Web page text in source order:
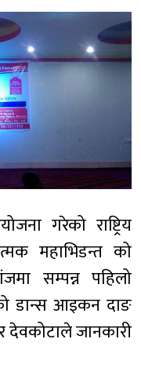
गरेको राष्ट्रिय
महाभिडन्त को
सम्पन्न पहिलो
डान्स आइकन दाङ
जानकारी